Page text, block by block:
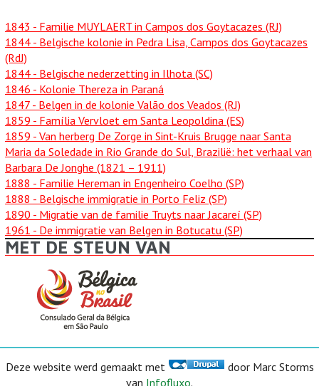
1843 - Familie MUYLAERT in Campos dos Goytacazes (RJ)
1844 - Belgische kolonie in Pedra Lisa, Campos dos Goytacazes
(RdJ)
1844 - Belgische nederzetting in Ilhota (SC)
1846 - Kolonie Thereza in Paraná
1847 - Belgen in de kolonie Valão dos Veados (RJ)
1859 - Família Vervloet em Santa Leopoldina (ES)
1859 - Van herberg De Zorge in Sint-Kruis Brugge naar Santa
Maria da Soledade in Rio Grande do Sul, Brazilië: het verhaal van
Barbara De Jonghe (1821 – 1911)
1888 - Familie Hereman in Engenheiro Coelho (SP)
1888 - Belgische immigratie in Porto Feliz (SP)
1890 - Migratie van de familie Truyts naar Jacareí (SP)
1961 - De immigratie van Belgen in Botucatu (SP)
MET DE STEUN VAN
Deze website werd gemaakt met
door Marc Storms
van Infofluxo.